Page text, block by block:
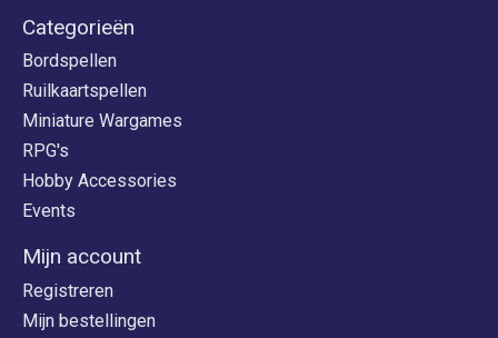
Categorieën
Bordspellen
Ruilkaartspellen
Miniature Wargames
RPG's
Hobby Accessories
Events
Mijn account
Registreren
Mijn bestellingen